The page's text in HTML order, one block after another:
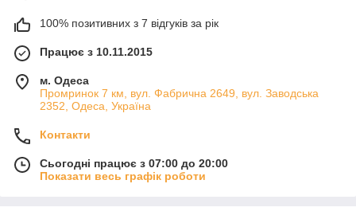
100% позитивних з 7 відгуків за рік
Працює з 10.11.2015
м. Одеса
Промринок 7 км, вул. Фабрична 2649, вул. Заводська
2352, Одеса, Україна
Контакти
Сьогодні працює з 07:00 до 20:00
Показати весь графік роботи